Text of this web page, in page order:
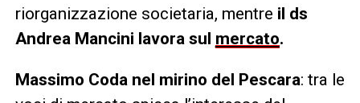
riorganizzazione societaria, mentre il ds
Andrea Mancini lavora sul mercato.
Massimo Coda nel mirino del Pescara: tra le